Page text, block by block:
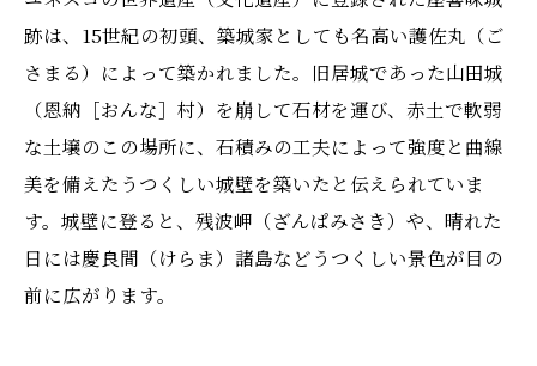
跡は、15世紀の初頭、築城家としても名高い護佐丸（ご
さまる）によって築かれました。旧居城であった山田城
（恩納［おんな］村）を崩して石材を運び、赤土で軟弱
な土壌のこの場所に、石積みの工夫によって強度と曲線
美を備えたうつくしい城壁を築いたと伝えられていま
す。城壁に登ると、残波岬（ざんぱみさき）や、晴れた
日には慶良間（けらま）諸島などうつくしい景色が目の
前に広がります。